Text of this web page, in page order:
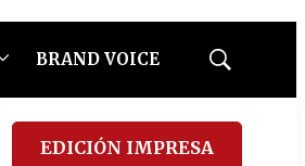
BRAND VOICE
Mostrar
EDICIÓN IMPRESA